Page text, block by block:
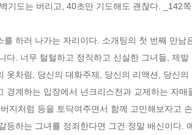
기도는 버리고, 40초만 기도해도 괜찮다. _142쪽
를 하러 나가는 자리이다. 소개팅의 첫 번째 만
다. 너무 털털하고 정직하고 신실한 그녀들, 제
옷차림, 당신의 대화주제, 당신의 리액션, 당신
경계하는 입장에서 넌크리스천과 교제하는 자
지처럼 등을 토닥여주면서 함께 고민해보자고
등하는 그녀를 정죄한다면 그건 정말 배신이다.